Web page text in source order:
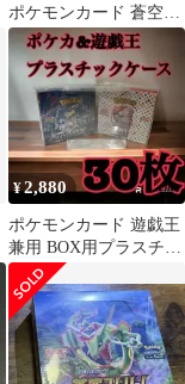
ポケモンカード 蒼空ス
トリーム 1BOX
¥2,880
ポケモンカード 遊戯王
兼用 BOX用プラスチッ
クケース ボックスロ
ーダー34